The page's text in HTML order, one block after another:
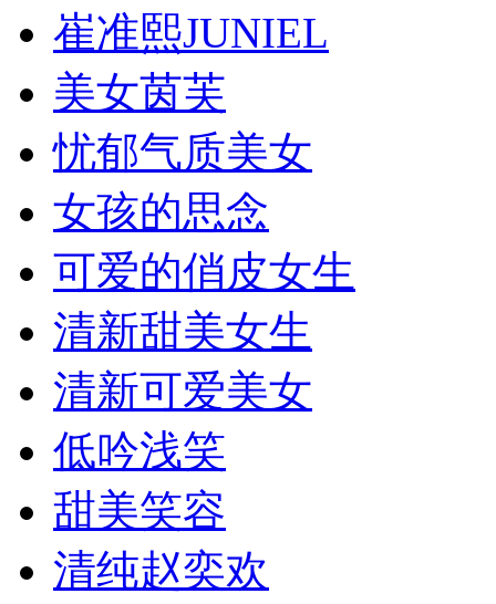
崔准熙JUNIEL
美女茵芙
忧郁气质美女
女孩的思念
可爱的俏皮女生
清新甜美女生
清新可爱美女
低吟浅笑
甜美笑容
清纯赵奕欢